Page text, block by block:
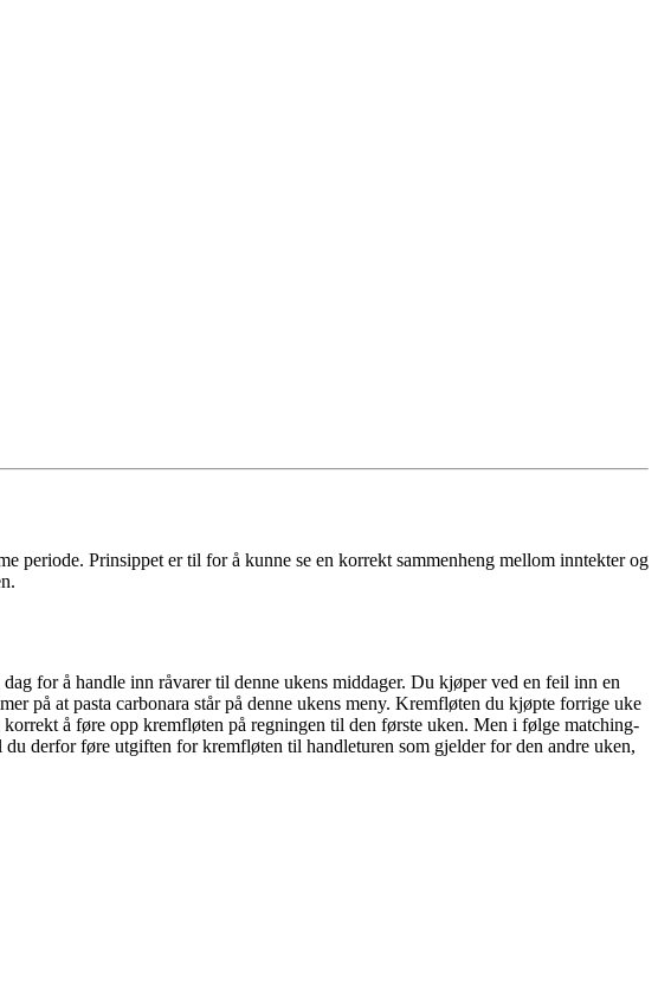
periode. Prinsippet er til for å kunne se en korrekt sammenheng mellom inntekter og
for å handle inn råvarer til denne ukens middager. Du kjøper ved en feil inn en
på at pasta carbonara står på denne ukens meny. Kremfløten du kjøpte forrige uke
å føre opp kremfløten på regningen til den første uken. Men i følge matching-
du derfor føre utgiften for kremfløten til handleturen som gjelder for den andre uken,